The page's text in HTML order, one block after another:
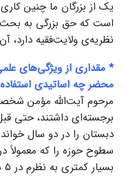
یک از بزرگان ما چنین
است که حق بزرگی به بحث
نظریه‌ی ولایت‌فقیه
* مقداری از ویژگی‌های
محضر چه اساتیدی
مرحوم آیت‌الله مؤمن
برجسته‌ای داشتند، حتی
دبستان را در دو سال
بسیار کمتری به نظرم در ۵ سال خواندند.